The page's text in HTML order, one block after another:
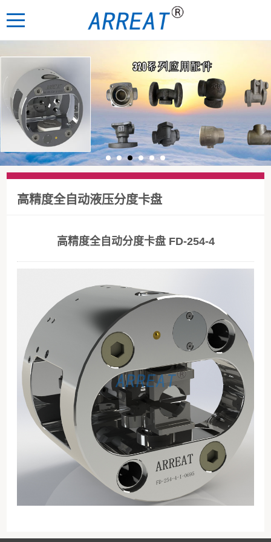
高精度全自动液压分度卡盘
高精度全自动分度卡盘 FD-254-4